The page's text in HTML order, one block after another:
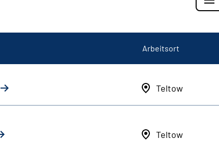
Arbeitsort
Teltow
Teltow